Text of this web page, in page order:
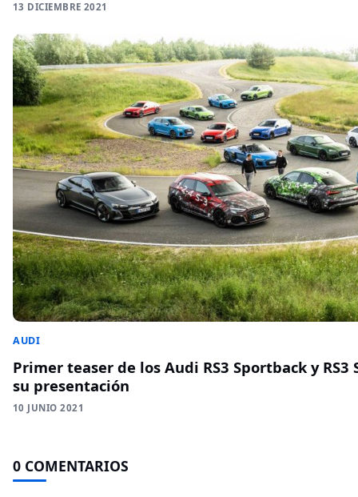
13 DICIEMBRE 2021
AUDI
Primer teaser de los Audi RS3 Sportback y RS3
su presentación
10 JUNIO 2021
0 COMENTARIOS